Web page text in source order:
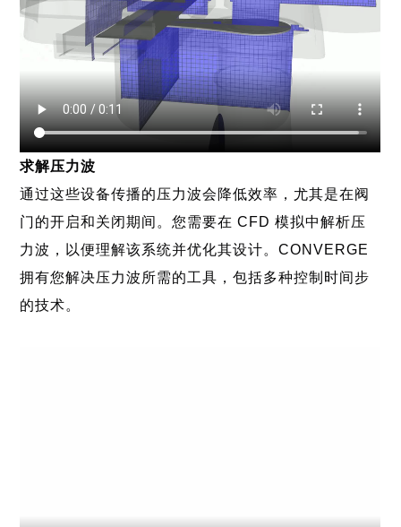
求解压力波
通过这些设备传播的压力波会降低效率，尤其是在阀
门的开启和关闭期间。您需要在 CFD 模拟中解析压
力波，以便理解该系统并优化其设计。CONVERGE
拥有您解决压力波所需的工具，包括多种控制时间步
的技术。